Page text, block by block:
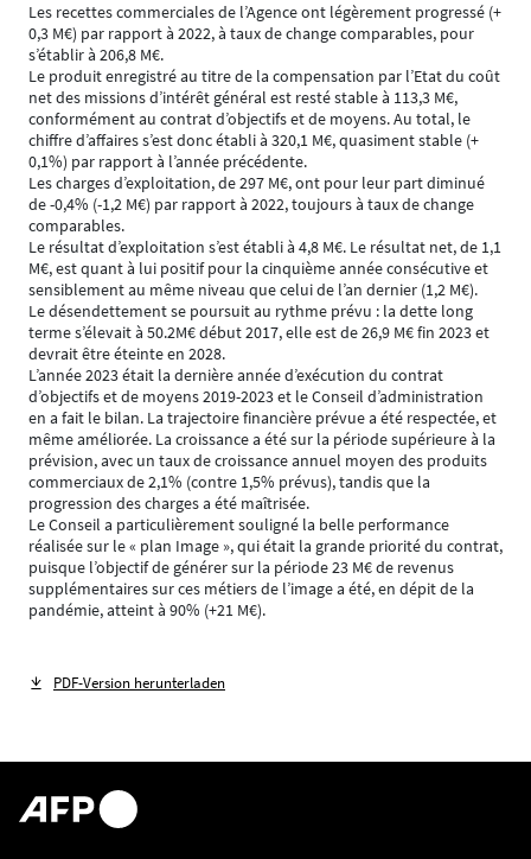
Les recettes commerciales de l’Agence ont légèrement progressé (+
0,3 M€) par rapport à 2022, à taux de change comparables, pour
s’établir à 206,8 M€.
Le produit enregistré au titre de la compensation par l’Etat du coût
net des missions d’intérêt général est resté stable à 113,3 M€,
conformément au contrat d’objectifs et de moyens. Au total, le
chiffre d’affaires s’est donc établi à 320,1 M€, quasiment stable (+
0,1%) par rapport à l’année précédente.
Les charges d’exploitation, de 297 M€, ont pour leur part diminué
de -0,4% (-1,2 M€) par rapport à 2022, toujours à taux de change
comparables.
Le résultat d’exploitation s’est établi à 4,8 M€. Le résultat net, de 1,1
M€, est quant à lui positif pour la cinquième année consécutive et
sensiblement au même niveau que celui de l’an dernier (1,2 M€).
Le désendettement se poursuit au rythme prévu : la dette long
terme s’élevait à 50.2M€ début 2017, elle est de 26,9 M€ fin 2023 et
devrait être éteinte en 2028.
L’année 2023 était la dernière année d’exécution du contrat
d’objectifs et de moyens 2019-2023 et le Conseil d’administration
en a fait le bilan. La trajectoire financière prévue a été respectée, et
même améliorée. La croissance a été sur la période supérieure à la
prévision, avec un taux de croissance annuel moyen des produits
commerciaux de 2,1% (contre 1,5% prévus), tandis que la
progression des charges a été maîtrisée.
Le Conseil a particulièrement souligné la belle performance
réalisée sur le « plan Image », qui était la grande priorité du contrat,
puisque l’objectif de générer sur la période 23 M€ de revenus
supplémentaires sur ces métiers de l’image a été, en dépit de la
pandémie, atteint à 90% (+21 M€).
PDF-Version herunterladen